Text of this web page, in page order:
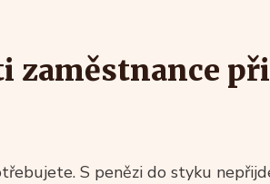
zaměstnance při
S penězi do styku